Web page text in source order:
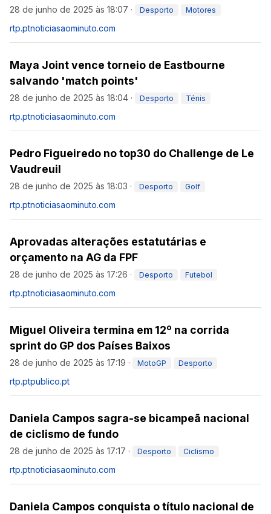
28 de junho de 2025 às 18:07 · Desporto Motores
rtp.ptnoticiasaominuto.com
Maya Joint vence torneio de Eastbourne
salvando 'match points'
28 de junho de 2025 às 18:04 · Desporto Ténis
rtp.ptnoticiasaominuto.com
Pedro Figueiredo no top30 do Challenge de Le
Vaudreuil
28 de junho de 2025 às 18:03 · Desporto Golf
rtp.ptnoticiasaominuto.com
Aprovadas alterações estatutárias e
orçamento na AG da FPF
28 de junho de 2025 às 17:26 · Desporto Futebol
rtp.ptnoticiasaominuto.com
Miguel Oliveira termina em 12º na corrida
sprint do GP dos Países Baixos
28 de junho de 2025 às 17:19 · MotoGP Desporto
rtp.ptpublico.pt
Daniela Campos sagra-se bicampeã nacional
de ciclismo de fundo
28 de junho de 2025 às 17:17 · Desporto Ciclismo
rtp.ptnoticiasaominuto.com
Daniela Campos conquista o título nacional de